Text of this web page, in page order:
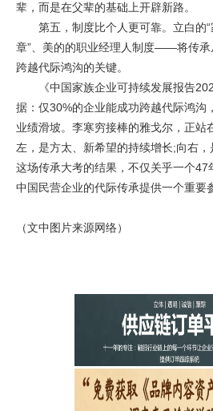
辈，而是在父辈的基础上开辟新路。
第五，制度比个人更可靠。立白的“
章”、美的的职业经理人制度——将传承
跨越代际鸿沟的关键。
《中国家族企业可持续发展报告
据：仅30%的企业能成功跨越代际鸿沟
业绩滑坡。李寒穷接棒的雅戈尔，正
左，是方太、新希望的持续增长;向右，
这场传承大考的结果，不仅关乎一个47
中国民营企业的代际传承提供一个重要
（文中图片来源网络）